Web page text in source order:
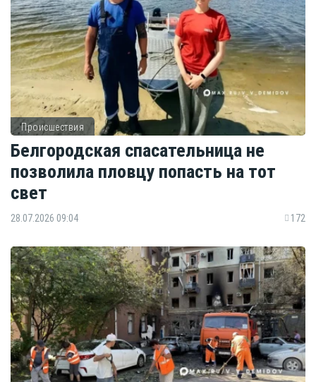
Происшествия
Белгородская спасательница не
позволила пловцу попасть на тот
свет
28.07.2026 09:04 172